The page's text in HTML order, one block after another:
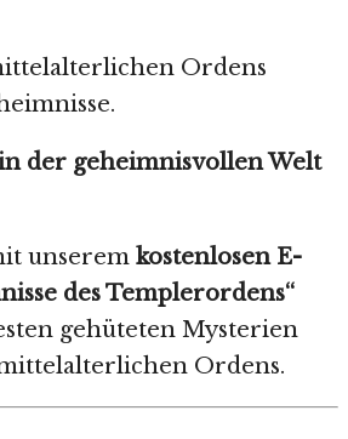
Ordens
der geheimnisvollen Welt
unserem kostenlosen E-
des Templerordens“
gehüteten Mysterien
Ordens.